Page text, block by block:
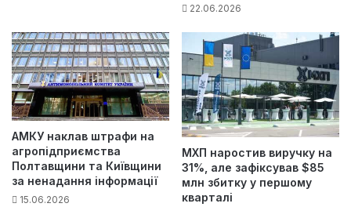
22.06.2026
АМКУ наклав штрафи на
агропідприємства
Полтавщини та Київщини
за ненадання інформації
15.06.2026
МХП наростив виручку на
31%, але зафіксував $85
млн збитку у першому
кварталі